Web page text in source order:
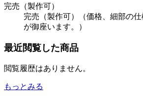
完売（製作可）
完売（製作可）（価格、細部の
が御座います。）
最近閲覧した商品
閲覧履歴はありません。
もっとみる